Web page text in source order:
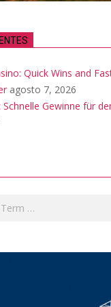
Quick Wins and
agosto 7, 2026
Schnelle Gewinne für